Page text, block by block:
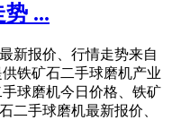
...
新报价、行情走势来自
铁矿石二手球磨机产业
球磨机今日价格、铁矿
二手球磨机最新报价、